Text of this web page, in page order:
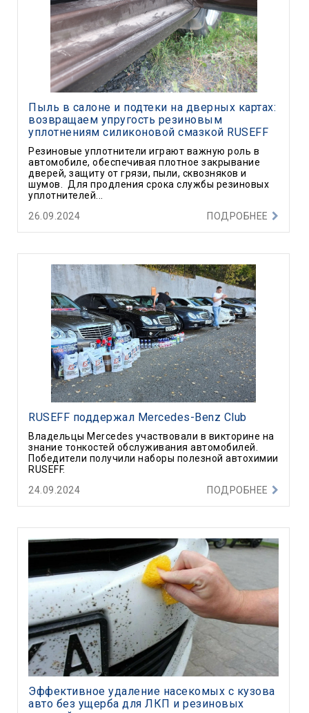
Пыль в салоне и подтеки на дверных картах:
возвращаем упругость резиновым
уплотнениям силиконовой смазкой RUSEFF
Резиновые уплотнители играют важную роль в
автомобиле, обеспечивая плотное закрывание
дверей, защиту от грязи, пыли, сквозняков и
шумов. Для продления срока службы резиновых
уплотнителей...
26.09.2024
ПОДРОБНЕЕ
RUSEFF поддержал Mercedes-Benz Club
Владельцы Mercedes участвовали в викторине на
знание тонкостей обслуживания автомобилей.
Победители получили наборы полезной автохимии
RUSEFF.
24.09.2024
ПОДРОБНЕЕ
Эффективное удаление насекомых с кузова
авто без ущерба для ЛКП и резиновых